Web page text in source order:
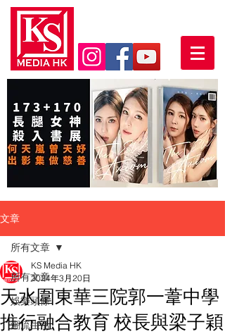
文章
所有文章
娛樂頭條
潮流生活
所有文章
天水圍東華三院郭一葦中學
推行融合教育 校長與梁子穎
KS Media HK
2024年3月20日